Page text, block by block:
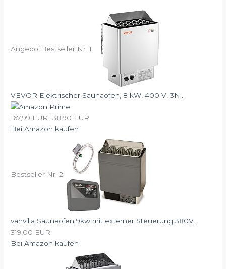
AngebotBestseller Nr. 1
VEVOR Elektrischer Saunaofen, 8 kW, 400 V, 3N...
167,99 EUR 138,90 EUR
Bei Amazon kaufen
Bestseller Nr. 2
vanvilla Saunaofen 9kw mit externer Steuerung 380V...
319,00 EUR
Bei Amazon kaufen